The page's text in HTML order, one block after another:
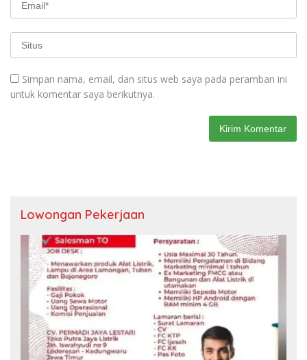
Simpan nama, email, dan situs web saya pada peramban ini
untuk komentar saya berikutnya.
Lowongan Pekerjaan